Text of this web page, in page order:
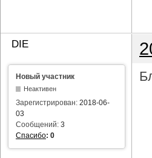
DIE
Новый участник
Неактивен
Зарегистрирован: 2018-06-
03
Сообщений: 3
Спасибо: 0